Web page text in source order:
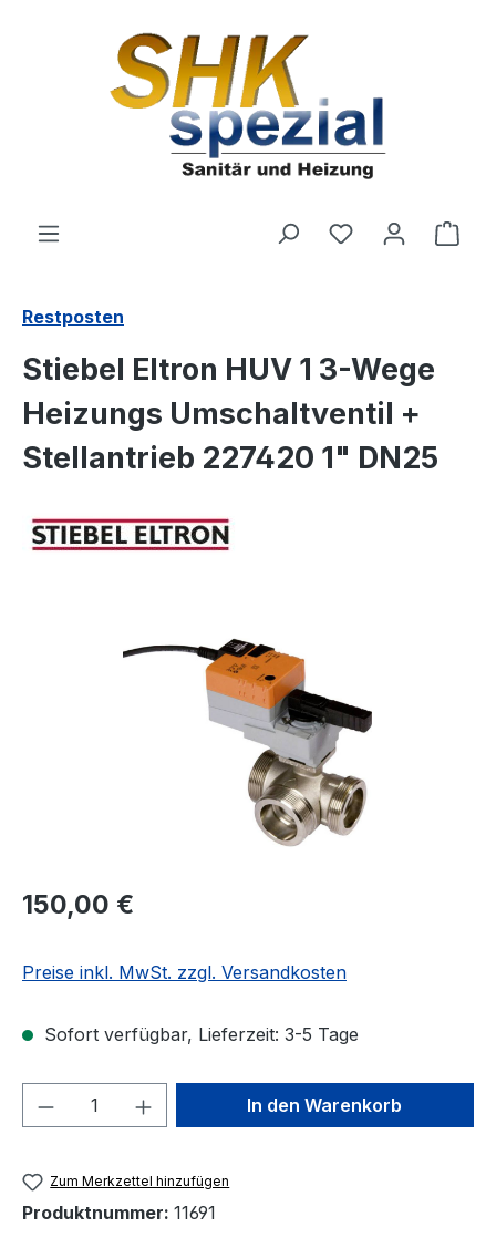
Du hast 0
Restposten
Stiebel Eltron HUV 1 3-Wege
Heizungs Umschaltventil +
Stellantrieb 227420 1" DN25
Regulärer Preis:
150,00 €
Preise inkl. MwSt. zzgl. Versandkosten
Sofort verfügbar, Lieferzeit: 3-5 Tage
Produkt Anzahl: Gib denIn den Warenkorb
Zum Merkzettel hinzufügen
Produktnummer: 11691